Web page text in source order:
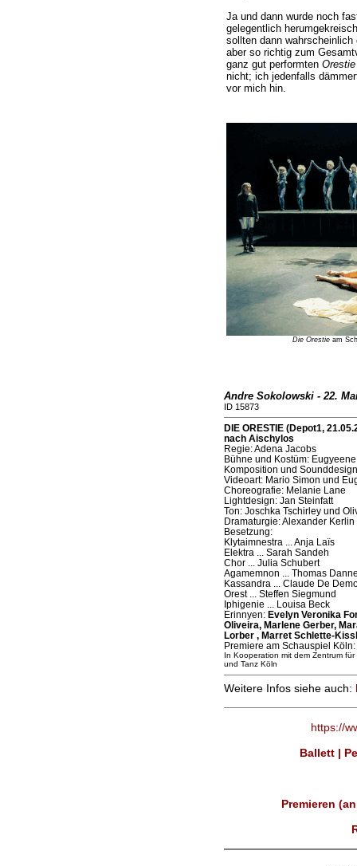
Ja und dann wurde noch
gelegentlich
sollten dann
aber so richtig zum
ganz gut performten Orestie
nicht; ich jedenfalls
vor mich hin.
Die Orestieam
Andre Sokolowski - 22.
ID 15873
DIE ORESTIE (Depot1,
nach Aischylos
Regie: Adena Jacobs
Bühne und Kostüm: Eugyeene
Komposition und
Videoart: Mario Simon und
Choreografie: Melanie Lane
Lightdesign: Jan Steinfatt
Ton: Joschka Tschirley und
Dramaturgie: Alexander
Besetzung:
Klytaimnestra ... Anja Laïs
Elektra ... Sarah Sandeh
Chor ... Julia Schubert
Agamemnon ... Thomas
Kassandra ... Claude De
Orest ... Steffen Siegmund
Iphigenie ... Louisa Beck
Erinnyen: Evelyn Veronika
Oliveira, Marlene Gerber,
Lorber , Marret Schlette-
Premiere am Schauspiel
In Kooperation mit dem Zentrum
und Tanz Köln
Weitere Infos siehe auch:
https://
Ballett |
Premieren